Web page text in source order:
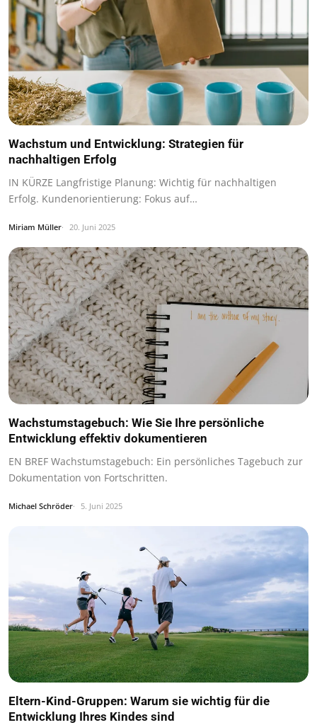
Wachstum und Entwicklung: Strategien für
nachhaltigen Erfolg
IN KÜRZE Langfristige Planung: Wichtig für nachhaltigen
Erfolg. Kundenorientierung: Fokus auf…
Miriam Müller 20. Juni 2025
Wachstumstagebuch: Wie Sie Ihre persönliche
Entwicklung effektiv dokumentieren
EN BREF Wachstumstagebuch: Ein persönliches Tagebuch zur
Dokumentation von Fortschritten.
Michael Schröder 5. Juni 2025
Eltern-Kind-Gruppen: Warum sie wichtig für die
Entwicklung Ihres Kindes sind